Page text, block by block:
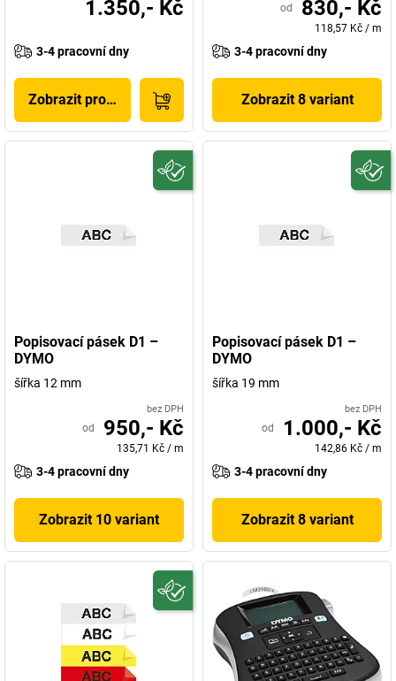
1.350,- Kč
3-4 pracovní dny
Zobrazit produkt
od 830,- Kč
118,57 Kč / m
3-4 pracovní dny
Zobrazit 8 variant
Popisovací pásek D1 –
DYMO
šířka 12 mm
bez DPH
od 950,- Kč
135,71 Kč / m
3-4 pracovní dny
Zobrazit 10 variant
Popisovací pásek D1 –
DYMO
šířka 19 mm
bez DPH
od 1.000,- Kč
142,86 Kč / m
3-4 pracovní dny
Zobrazit 8 variant